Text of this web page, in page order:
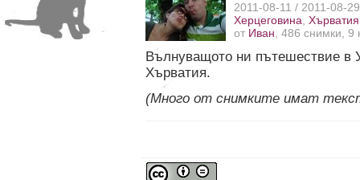
2011-08-11 / 2011-08-
Херцеговина ,Хърватия
от Иван , 486 снимки, 9
Вълнуващото ни пътешествие в
Хърватия.
(Много от снимките имат